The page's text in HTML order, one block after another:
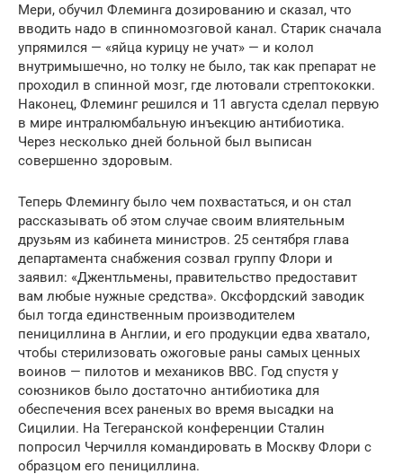
Мери, обучил Флеминга дозированию и сказал, что
вводить надо в спинномозговой канал. Старик сначала
упрямился — «яйца курицу не учат» — и колол
внутримышечно, но толку не было, так как препарат не
проходил в спинной мозг, где лютовали стрептококки.
Наконец, Флеминг решился и 11 августа сделал первую
в мире интралюмбальную инъекцию антибиотика.
Через несколько дней больной был выписан
совершенно здоровым.
Теперь Флемингу было чем похвастаться, и он стал
рассказывать об этом случае своим влиятельным
друзьям из кабинета министров. 25 сентября глава
департамента снабжения созвал группу Флори и
заявил: «Джентльмены, правительство предоставит
вам любые нужные средства». Оксфордский заводик
был тогда единственным производителем
пенициллина в Англии, и его продукции едва хватало,
чтобы стерилизовать ожоговые раны самых ценных
воинов — пилотов и механиков ВВС. Год спустя у
союзников было достаточно антибиотика для
обеспечения всех раненых во время высадки на
Сицилии. На Тегеранской конференции Сталин
попросил Черчилля командировать в Москву Флори с
образцом его пенициллина.